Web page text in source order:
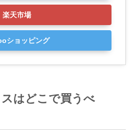
楽天市場
ショッピング
はどこで買うべ